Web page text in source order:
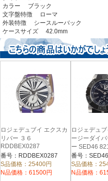
カラー ブラック
文字盤特徴 ローマ
外装特徴 シースルーバック
ケースサイズ 42.0mm
ロジェデュブイ エクスカ
リバー ３６
RDDBEX0287
番号：RDDBEX0287
S品価格：25400円
N品価格：61500円
ロジェデュ
ージーダイ
ー SED46
00/09A01/A1
番号：
S品価格：
N品価格：